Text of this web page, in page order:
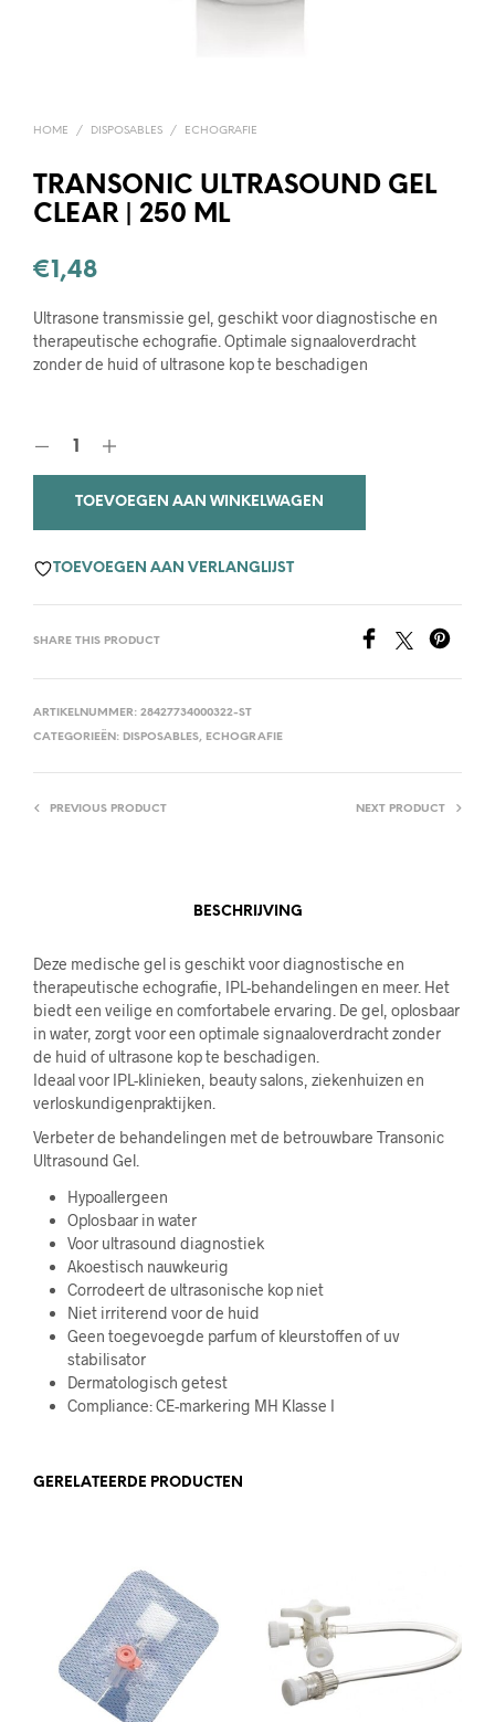
HOME / DISPOSABLES / ECHOGRAFIE
TRANSONIC ULTRASOUND GEL
CLEAR | 250 ML
€1,48
Ultrasone transmissie gel, geschikt voor diagnostische en
therapeutische echografie. Optimale signaaloverdracht
zonder de huid of ultrasone kop te beschadigen
TOEVOEGEN AAN WINKELWAGEN
TOEVOEGEN AAN VERLANGLIJST
SHARE THIS PRODUCT
ARTIKELNUMMER: 28427734000322-ST
CATEGORIEËN: DISPOSABLES, ECHOGRAFIE
PREVIOUS PRODUCT NEXT PRODUCT
BESCHRIJVING
Deze medische gel is geschikt voor diagnostische en
therapeutische echografie, IPL-behandelingen en meer. Het
biedt een veilige en comfortabele ervaring. De gel, oplosbaar
in water, zorgt voor een optimale signaaloverdracht zonder
de huid of ultrasone kop te beschadigen.
Ideaal voor IPL-klinieken, beauty salons, ziekenhuizen en
verloskundigenpraktijken.
Verbeter de behandelingen met de betrouwbare Transonic
Ultrasound Gel.
Hypoallergeen
Oplosbaar in water
Voor ultrasound diagnostiek
Akoestisch nauwkeurig
Corrodeert de ultrasonische kop niet
Niet irriterend voor de huid
Geen toegevoegde parfum of kleurstoffen of uv
stabilisator
Dermatologisch getest
Compliance: CE-markering MH Klasse I
GERELATEERDE PRODUCTEN